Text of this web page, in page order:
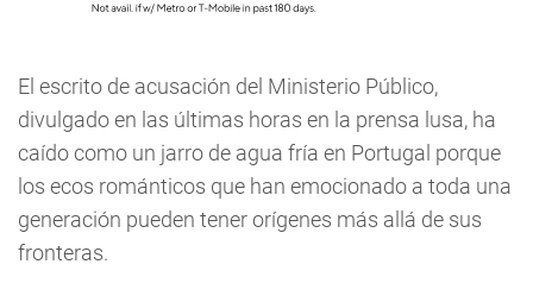
El escrito de acusación del Ministerio Público,
divulgado en las últimas horas en la prensa lusa, ha
caído como un jarro de agua fría en Portugal porque
los ecos románticos que han emocionado a toda una
generación pueden tener orígenes más allá de sus
fronteras.